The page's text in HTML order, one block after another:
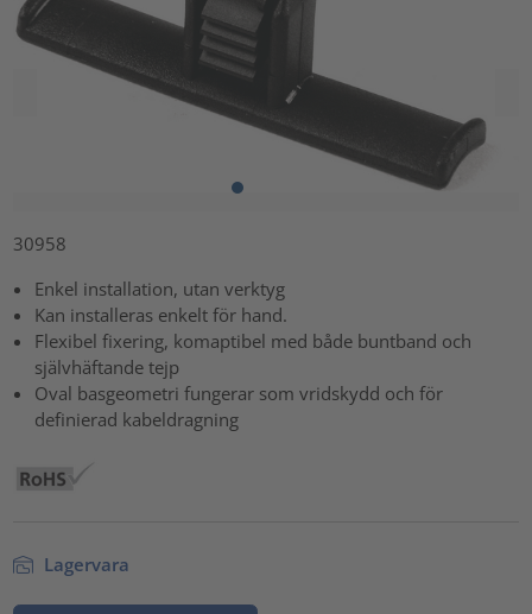
30958
Enkel installation, utan verktyg
Kan installeras enkelt för hand.
Flexibel fixering, komaptibel med både buntband och
självhäftande tejp
Oval basgeometri fungerar som vridskydd och för
definierad kabeldragning
Lagervara